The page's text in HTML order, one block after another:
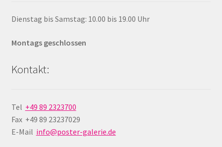
Dienstag bis Samstag: 10.00 bis 19.00 Uhr
Montags geschlossen
Kontakt:
Tel +49 89 2323700
Fax +49 89 23237029
E-Mail info@poster-galerie.de